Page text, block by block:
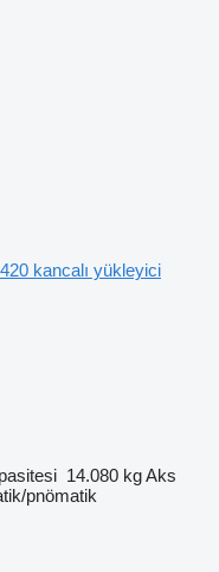
kancalı yükleyici
14.080 kgAks
pnömatik